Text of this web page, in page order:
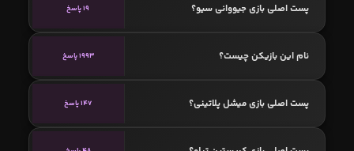
پست اصلی بازی جیووانی سیو؟ 19 پاسخ
نام این بازیکن چیست؟ 1993 پاسخ
پست اصلی بازی میشل پلاتینی؟ 147 پاسخ